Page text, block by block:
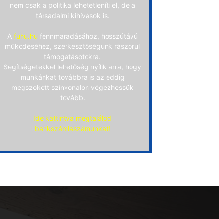
nem csak a politika lehetetleníti el, de a
társadalmi kihívások is.
A fuhu.hu fennmaradásához, hosszútávú
működéséhez, szerkesztőségünk rászorul
támogatásotokra.
Segítségetekkel lehetőség nyílik arra, hogy
munkánkat továbbra is az eddig
megszokott színvonalon végezhessük
tovább.
Ide kattintva megtalálod
bankszámlaszámunkat!